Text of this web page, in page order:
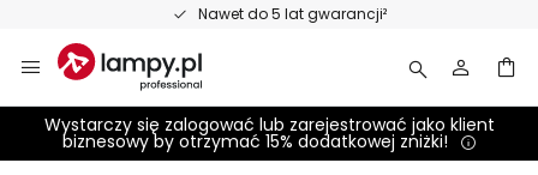
Nawet do 5 lat gwarancji²
treści
Wystarczy się zalogować lub zarejestrować jako klient
biznesowy by otrzymać 15% dodatkowej zniżki!